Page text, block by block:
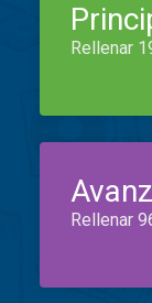
Rellenar
Rellenar